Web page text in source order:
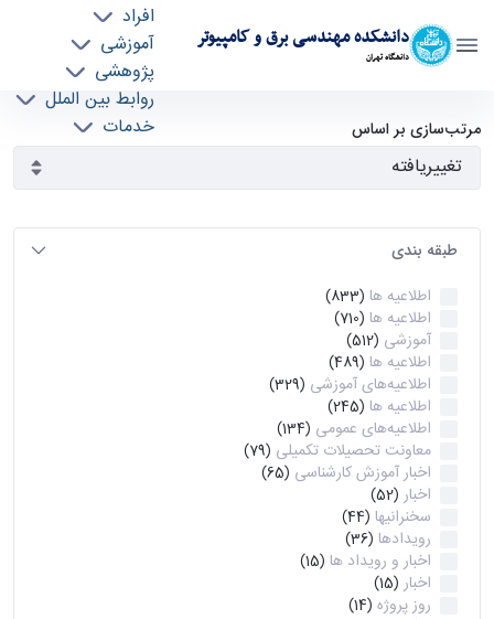
دانشکده مهندسی برق و کامپیوتر
دانشگاه تهران
افراد
آموزشی
پژوهشی
روابط بین الملل
خدمات
آرشیو اطلاعیه ها - ece- دانشکده مهندسی برق و
کامپیوتر
مرتب‌سازی بر اساس
طبقه بندی
اطلاعیه ها (833)
اطلاعیه ها (710)
آموزشی (512)
اطلاعیه ها (489)
اطلاعیه‌های‌ آموزشی (329)
اطلاعیه ها (245)
اطلاعیه‌های عمومی (134)
معاونت تحصیلات تکمیلی (79)
اخبار آموزش کارشناسی (65)
اخبار (52)
سخنرانیها (44)
رویدادها (36)
اخبار و رویداد ها (15)
اخبار (15)
روز پروژه (14)